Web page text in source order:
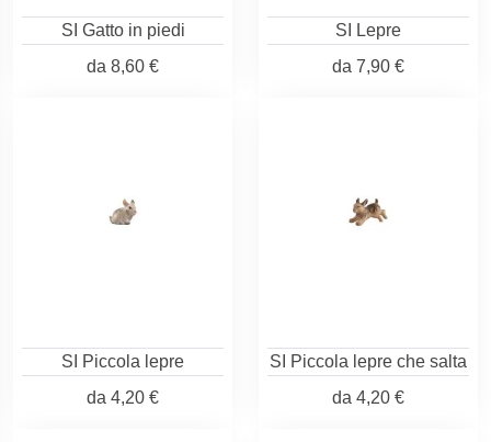
SI Gatto in piedi
da 8,60 €
SI Lepre
da 7,90 €
SI Piccola lepre
da 4,20 €
SI Piccola lepre che salta
da 4,20 €